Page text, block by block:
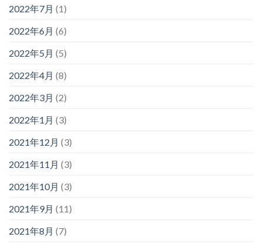
2022年7月 (1)
2022年6月 (6)
2022年5月 (5)
2022年4月 (8)
2022年3月 (2)
2022年1月 (3)
2021年12月 (3)
2021年11月 (3)
2021年10月 (3)
2021年9月 (11)
2021年8月 (7)